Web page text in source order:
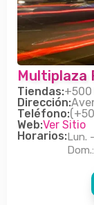
Multiplaza
Tiendas:+500
Dirección:
Teléfono:
Web:Ver Sitio
Horarios:Lun.